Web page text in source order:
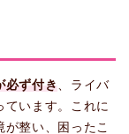
必ず付き、ライバ
ています。これに
整い、困ったこ